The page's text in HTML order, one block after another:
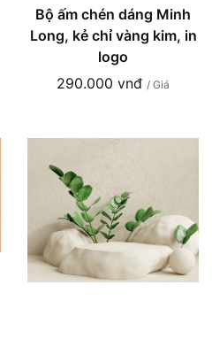
Bộ ấm chén dáng Minh
Long, kẻ chỉ vàng kim, in
logo
290.000 vnđ / Giá